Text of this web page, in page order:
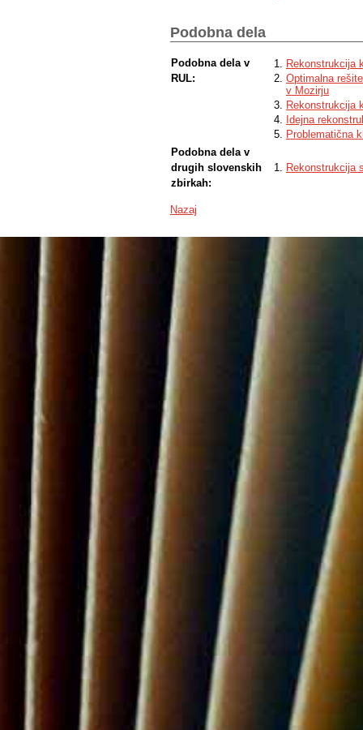
Podobna dela
Podobna dela v
RUL:
Rekonstrukcija
Optimalna
v Mozirju
Rekonstrukcija
Idejna
Problematična
Podobna dela v
drugih slovenskih
zbirkah:
Rekonstrukcija
Nazaj